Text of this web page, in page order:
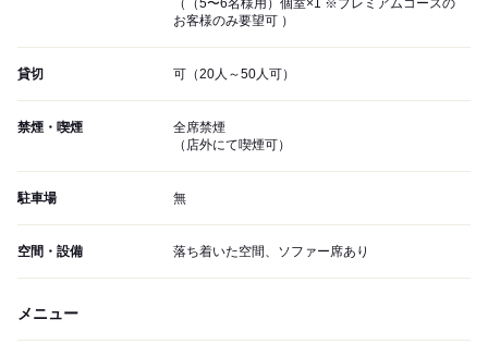
（（5〜6名様用）個室×1 ※プレミアムコースの
お客様のみ要望可 ）
貸切 可（20人～50人可）
禁煙・喫煙
全席禁煙
（店外にて喫煙可）
駐車場 無
空間・設備 落ち着いた空間、ソファー席あり
メニュー